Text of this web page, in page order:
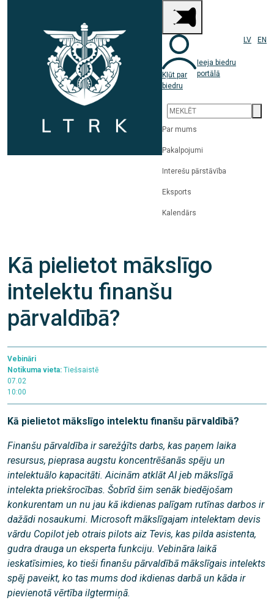
Kļūt par
biedru
Ieeja biedru
portālā
LV EN
Par mums
Pakalpojumi
Interešu pārstāvība
Eksports
Kalendārs
Kā pielietot mākslīgo
intelektu finanšu
pārvaldībā?
Vebināri
Notikuma vieta: Tiešsaistē
07.02
10:00
Kā pielietot mākslīgo intelektu finanšu pārvaldībā?
Finanšu pārvaldība ir sarežģīts darbs, kas paņem laika
resursus, pieprasa augstu koncentrēšanās spēju un
intelektuālo kapacitāti. Aicinām atklāt AI jeb mākslīgā
intelekta priekšrocības. Šobrīd šim senāk biedējošam
konkurentam un nu jau kā ikdienas palīgam rutīnas darbos ir
dažādi nosaukumi. Microsoft mākslīgajam intelektam devis
vārdu Copilot jeb otrais pilots aiz Tevis, kas pilda asistenta,
gudra drauga un eksperta funkciju. Vebināra laikā
ieskatīsimies, ko tieši finanšu pārvaldībā mākslīgais intelekts
spēj paveikt, ko tas mums dod ikdienas darbā un kāda ir
pievienotā vērtība ilgtermiņā.